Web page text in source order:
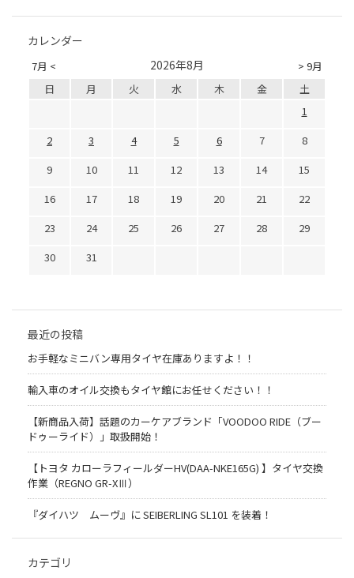
カレンダー
7月 < > 9月
2026年8月
日 月 火 水 木 金
土
1
2
3 4 5 6 7
8
9
10 11 12 13 14
15
16
17 18 19 20 21
22
23
24 25 26 27 28
29
30
31
最近の投稿
お手軽なミニバン専用タイヤ在庫ありますよ！！
輸入車のオイル交換もタイヤ館にお任せください！！
【新商品入荷】話題のカーケアブランド「VOODOO RIDE（ブー
ドゥーライド）」取扱開始！
【トヨタ カローラフィールダーHV(DAA-NKE165G) 】タイヤ交換
作業（REGNO GR-XⅢ）
『ダイハツ ムーヴ』に SEIBERLING SL101 を装着！
カテゴリ